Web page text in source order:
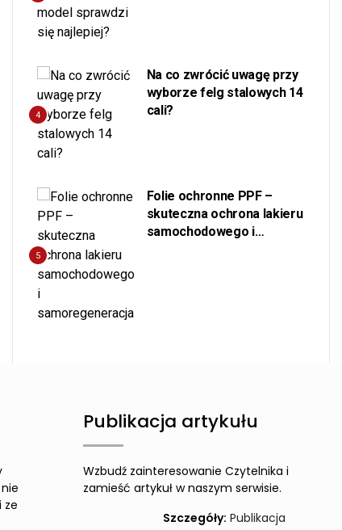
4
Na co zwrócić uwagę przy
wyborze felg stalowych 14
cali?
5
Folie ochronne PPF –
skuteczna ochrona lakieru
samochodowego i
ze
Publikacja artykułu
Wzbudź zainteresowanie Czytelnika i
zamieść artykuł w naszym serwisie.
Szczegóły: Publikacja